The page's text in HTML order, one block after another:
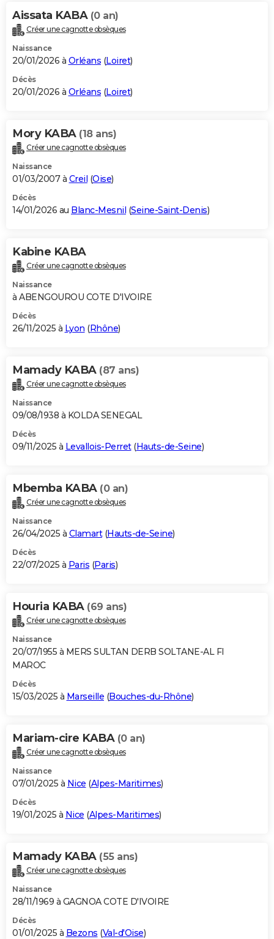
Aissata KABA (0 an)
Créer une cagnotte obsèques
Naissance
20/01/2026 à Orléans (Loiret)
Décès
20/01/2026 à Orléans (Loiret)
Mory KABA (18 ans)
Créer une cagnotte obsèques
Naissance
01/03/2007 à Creil (Oise)
Décès
14/01/2026 au Blanc-Mesnil (Seine-Saint-Denis)
Kabine KABA
Créer une cagnotte obsèques
Naissance
à ABENGOUROU COTE D'IVOIRE
Décès
26/11/2025 à Lyon (Rhône)
Mamady KABA (87 ans)
Créer une cagnotte obsèques
Naissance
09/08/1938 à KOLDA SENEGAL
Décès
09/11/2025 à Levallois-Perret(Hauts-de-Seine)
Mbemba KABA (0 an)
Créer une cagnotte obsèques
Naissance
26/04/2025 à Clamart(Hauts-de-Seine)
Décès
22/07/2025 à Paris (Paris)
Houria KABA (69 ans)
Créer une cagnotte obsèques
Naissance
20/07/1955 à MERS SULTAN DERB SOLTANE-AL FI
MAROC
Décès
15/03/2025 à Marseille (Bouches-du-Rhône)
Mariam-cire KABA (0 an)
Créer une cagnotte obsèques
Naissance
07/01/2025 à Nice (Alpes-Maritimes)
Décès
19/01/2025 à Nice (Alpes-Maritimes)
Mamady KABA (55 ans)
Créer une cagnotte obsèques
Naissance
28/11/1969 à GAGNOA COTE D'IVOIRE
Décès
01/01/2025 à Bezons (Val-d'Oise)